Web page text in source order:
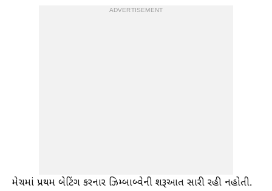
ADVERTISEMENT
મેચમાં પ્રથમ બેટિંગ કરનાર ઝિમ્બાબ્વેની શરૂઆત સારી રહી નહોતી.